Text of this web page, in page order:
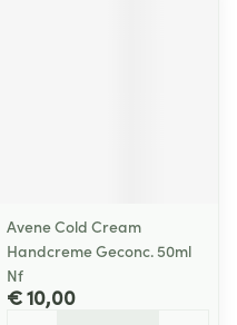
Avene Cold Cream
Handcreme Geconc. 50ml
Nf
€ 10,00